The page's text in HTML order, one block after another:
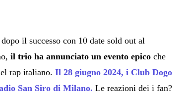
il successo con 10 date sold out al
il trio ha annunciato un evento epico che
rap italiano.Il 28 giugno 2024, i Club Dogo
San Siro di Milano. Le reazioni dei i fan?